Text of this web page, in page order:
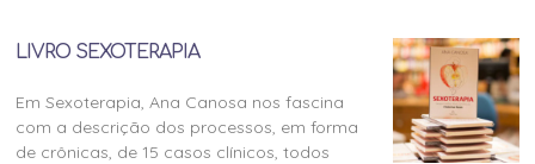
LIVRO SEXOTERAPIA
Em Sexoterapia, Ana Canosa nos fascina
com a descrição dos processos, em forma
de crônicas, de 15 casos clínicos, todos